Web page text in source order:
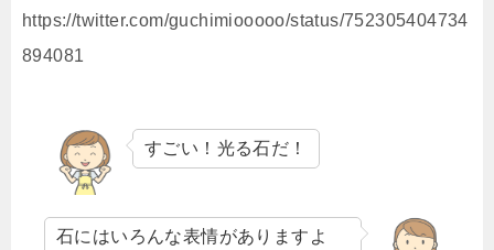
https://twitter.com/guchimiooooo/status/752305404734
894081
すごい！光る石だ！
石にはいろんな表情がありますよ